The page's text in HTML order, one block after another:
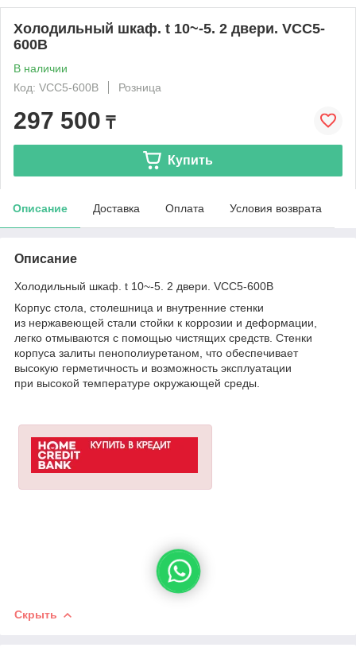
Холодильный шкаф. t 10~-5. 2 двери. VCC5-
600B
В наличии
Код: VCC5-600B
Розница
297 500 ₸
Купить
Описание Доставка Оплата Условия возврата
Описание
Холодильный шкаф. t 10~-5. 2 двери. VCC5-600B
Корпус стола, столешница и внутренние стенки
из нержавеющей стали стойки к коррозии и деформации,
легко отмываются с помощью чистящих средств. Стенки
корпуса залиты пенополиуретаном, что обеспечивает
высокую герметичность и возможность эксплуатации
при высокой температуре окружающей среды.
Скрыть